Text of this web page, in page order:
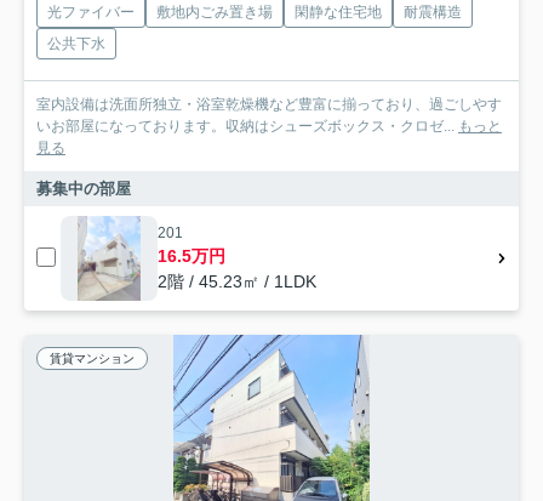
光ファイバー 敷地内ごみ置き場 閑静な住宅地
耐震構造
公共下水
室内設備は洗面所独立・浴室乾燥機など豊富に揃っており、過ごしやす
いお部屋になっております。収納はシューズボックス・クロゼ... もっと
見る
募集中の部屋
201
16.5万円
2階 / 45.23㎡ / 1LDK
賃貸マンション